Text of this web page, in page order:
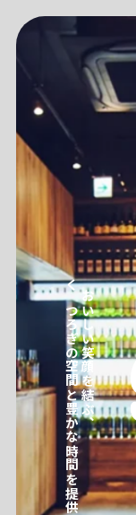
おいしい笑顔を結ぶ、
くつろぎの空間と豊かな時間を提供